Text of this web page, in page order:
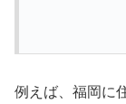
例えば、福岡に